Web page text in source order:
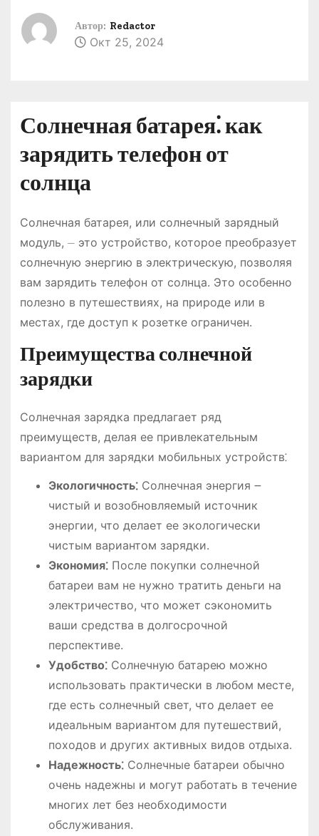
Автор: Redactor
Окт 25, 2024
Солнечная батарея⁚ как
зарядить телефон от
солнца
Солнечная батарея, или солнечный зарядный
модуль, ⏤ это устройство, которое преобразует
солнечную энергию в электрическую, позволяя
вам зарядить телефон от солнца. Это особенно
полезно в путешествиях, на природе или в
местах, где доступ к розетке ограничен.
Преимущества солнечной
зарядки
Солнечная зарядка предлагает ряд
преимуществ, делая ее привлекательным
вариантом для зарядки мобильных устройств⁚
Экологичность⁚Солнечная энергия ౼
чистый и возобновляемый источник
энергии, что делает ее экологически
чистым вариантом зарядки.
Экономия⁚После покупки солнечной
батареи вам не нужно тратить деньги на
электричество, что может сэкономить
ваши средства в долгосрочной
перспективе.
Удобство⁚Солнечную батарею можно
использовать практически в любом месте,
где есть солнечный свет, что делает ее
идеальным вариантом для путешествий,
походов и других активных видов отдыха.
Надежность⁚Солнечные батареи обычно
очень надежны и могут работать в течение
многих лет без необходимости
обслуживания.